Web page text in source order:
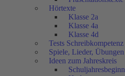
Hörtexte
Klasse 2a
Klasse 4a
Klasse 4d
Tests Schreibkompetenz
Spiele, Lieder, Übungen
Ideen zum Jahreskreis
Schuljahresbeginn